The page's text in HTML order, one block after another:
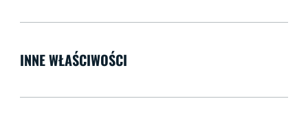
INNE WŁAŚCIWOŚCI